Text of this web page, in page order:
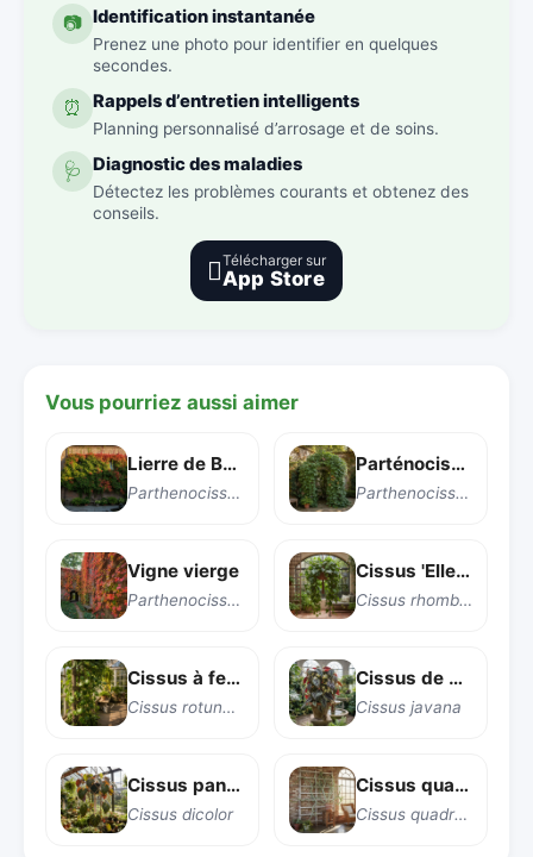
📷 Identification instantanée
Prenez une photo pour identifier en quelques
secondes.
⏰ Rappels d’entretien intelligents
Planning personnalisé d’arrosage et de soins.
🩺 Diagnostic des maladies
Détectez les problèmes courants et obtenez des
conseils.
Télécharger sur
App Store
Vous pourriez aussi aimer
Lierre de Boston
Parthenocissus tricuspidata
Parténocisse striée
Parthenocissus striata
Vigne vierge
Parthenocissus inserta
Cissus 'Ellen Danica'
Cissus rhombifolia 'Ellen Danica'
Cissus à feuilles rondes
Cissus rotundifolia
Cissus de Java
Cissus javana
Cissus panaché
Cissus dicolor
Cissus quadrangulaire
Cissus quadrangularis